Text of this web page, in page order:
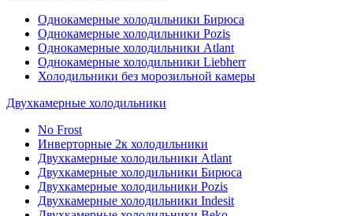
Однокамерные холодильники Бирюса
Однокамерные холодильники Pozis
Однокамерные холодильники Atlant
Однокамерные холодильники Liebherr
Холодильники без морозильной камеры
Двухкамерные холодильники
No Frost
Инверторные 2к холодильники
Двухкамерные холодильники Atlant
Двухкамерные холодильники Бирюса
Двухкамерные холодильники Pozis
Двухкамерные холодильники Indesit